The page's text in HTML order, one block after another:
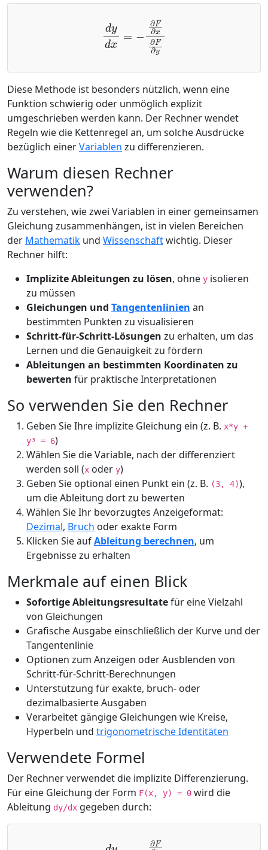
x x∂
Diese Methode ist besonders nützlich, wenn eine
Funktion schwierig oder unmöglich explizit
umgeschrieben werden kann. Der Rechner wendet
Regeln wie die Kettenregel an, um solche Ausdrücke
bezüglich einerVariablen zu differenzieren.
Warum diesen Rechner
verwenden?
Zu verstehen, wie zwei Variablen in einer gemeinsamen
Gleichung zusammenhängen, ist in vielen Bereichen
der Mathematik und Wissenschaftwichtig. Dieser
Rechner hilft:
Implizite Ableitungen zu lösen, ohne y isolieren
zu müssen
Gleichungen und Tangentenlinien an
bestimmten Punkten zu visualisieren
Schritt-für-Schritt-Lösungen zu erhalten, um das
Lernen und die Genauigkeit zu fördern
Ableitungen an bestimmten Koordinaten zu
bewerten für praktische Interpretationen
So verwenden Sie den Rechner
Geben Sie Ihre implizite Gleichung ein (z. B. x*y +
y³ = 6)
Wählen Sie die Variable, nach der differenziert
werden soll (x oder y)
Geben Sie optional einen Punkt ein (z. B. (3, 4)),
um die Ableitung dort zu bewerten
Wählen Sie Ihr bevorzugtes Anzeigeformat:
Dezimal, Bruch oder exakte Form
Klicken Sie aufAbleitung berechnen, um
Ergebnisse zu erhalten
Merkmale auf einen Blick
Sofortige Ableitungsresultatefür eine Vielzahl
von Gleichungen
Grafische Ausgabe einschließlich der Kurve und der
Tangentenlinie
Optionen zum Anzeigen oder Ausblenden von
Schritt-für-Schritt-Berechnungen
Unterstützung für exakte, bruch- oder
dezimalbasierte Ausgaben
Verarbeitet gängige Gleichungen wie Kreise,
Hyperbeln und trigonometrische Identitäten
Verwendete Formel
Der Rechner verwendet die implizite Differenzierung.
Für eine Gleichung der Form F(x, y) = 0 wird die
Ableitung dy/dx gegeben durch:
x x∂